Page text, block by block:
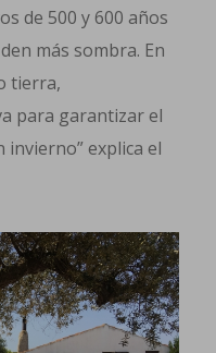
de 500 y 600 años
más sombra. En
tierra,
para garantizar el
invierno” explica el